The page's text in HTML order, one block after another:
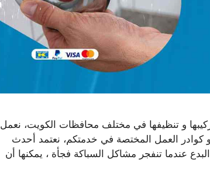
و تنظيفها في مختلف محافظات الكويت، نعمل
كوادر العمل المختصة في خدمتكم، نعتمد أحدث
عندما تنفجر مشاكل السباكة فجأة ، يمكنها أن